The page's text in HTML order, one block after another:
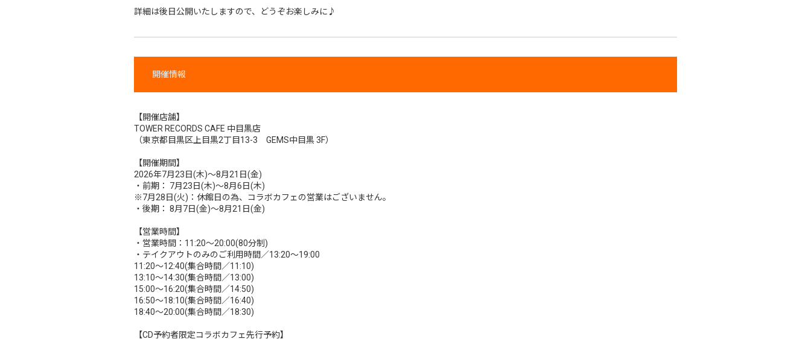
詳細は後日公開いたしますので、どうぞお楽しみに♪
開催情報
【開催店舗】
TOWER RECORDS CAFE 中目黒店
（東京都目黒区上目黒2丁目13-3 GEMS中目黒 3F）
【開催期間】
2026年7月23日(木)～8月21日(金)
・前期： 7月23日(木)～8月6日(木)
※7月28日(火)：休館日の為、コラボカフェの営業はございません。
・後期： 8月7日(金)～8月21日(金)
【営業時間】
・営業時間：11:20～20:00(80分制)
・テイクアウトのみのご利用時間／13:20～19:00
11:20～12:40(集合時間／11:10)
13:10～14:30(集合時間／13:00)
15:00～16:20(集合時間／14:50)
16:50～18:10(集合時間／16:40)
18:40～20:00(集合時間／18:30)
【CD予約者限定コラボカフェ先行予約】